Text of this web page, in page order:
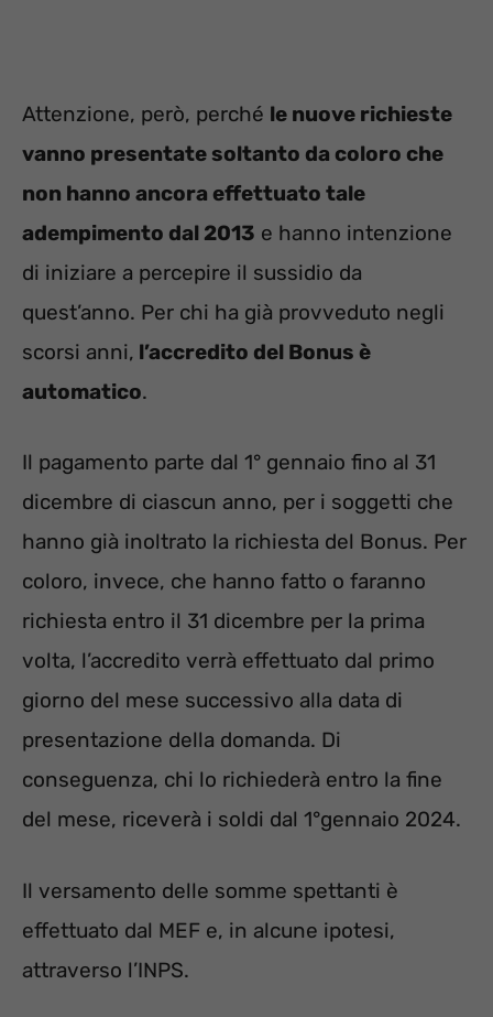
Attenzione, però, perché le nuove richieste
vanno presentate soltanto da coloro che
non hanno ancora effettuato tale
adempimento dal 2013 e hanno intenzione
di iniziare a percepire il sussidio da
quest’anno. Per chi ha già provveduto negli
scorsi anni, l’accredito del Bonus è
automatico.
Il pagamento parte dal 1° gennaio fino al 31
dicembre di ciascun anno, per i soggetti che
hanno già inoltrato la richiesta del Bonus. Per
coloro, invece, che hanno fatto o faranno
richiesta entro il 31 dicembre per la prima
volta, l’accredito verrà effettuato dal primo
giorno del mese successivo alla data di
presentazione della domanda. Di
conseguenza, chi lo richiederà entro la fine
del mese, riceverà i soldi dal 1°gennaio 2024.
Il versamento delle somme spettanti è
effettuato dal MEF e, in alcune ipotesi,
attraverso l’INPS.